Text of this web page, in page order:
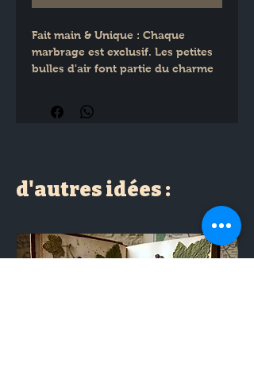
Fait main & Unique : Chaque
marbrage est exclusif. Les petites
bulles d'air font partie du charme
Sur-mesure : Entièrement
Dimensions : L : 17 cm
d'autres idées :